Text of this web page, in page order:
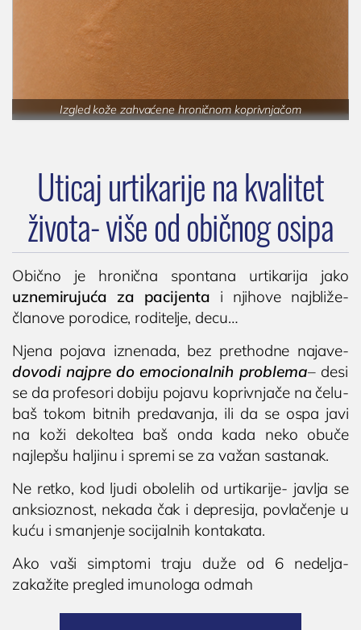
Izgled kože zahvaćene hroničnom koprivnjačom
Uticaj urtikarije na kvalitet
života- više od običnog osipa
Obično je hronična spontana urtikarija jako
uznemirujuća za pacijenta i njihove najbliže-
članove porodice, roditelje, decu…
Njena pojava iznenada, bez prethodne najave-
dovodi najpre do emocionalnih problema– desi
se da profesori dobiju pojavu koprivnjače na čelu-
baš tokom bitnih predavanja, ili da se ospa javi
na koži dekoltea baš onda kada neko obuče
najlepšu haljinu i spremi se za važan sastanak.
Ne retko, kod ljudi obolelih od urtikarije- javlja se
anksioznost, nekada čak i depresija, povlačenje u
kuću i smanjenje socijalnih kontakata.
Ako vaši simptomi traju duže od 6 nedelja-
zakažite pregled imunologa odmah